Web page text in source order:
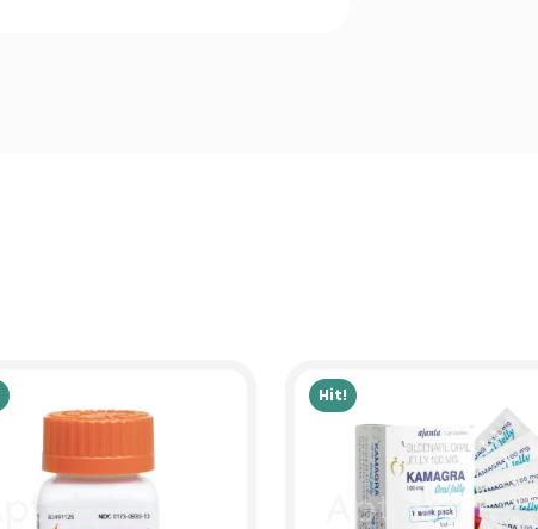
Hit!